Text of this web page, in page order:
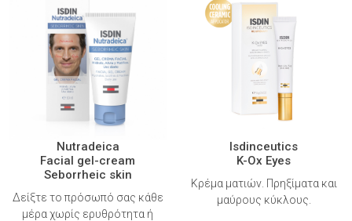
Nutradeica
Facial gel-cream
Seborrheic skin
Δείξτε το πρόσωπό σας κάθε
μέρα χωρίς ερυθρότητα ή
Isdinceutics
K-Ox Eyes
Κρέμα ματιών. Πρηξίματα και
μαύρους κύκλους.